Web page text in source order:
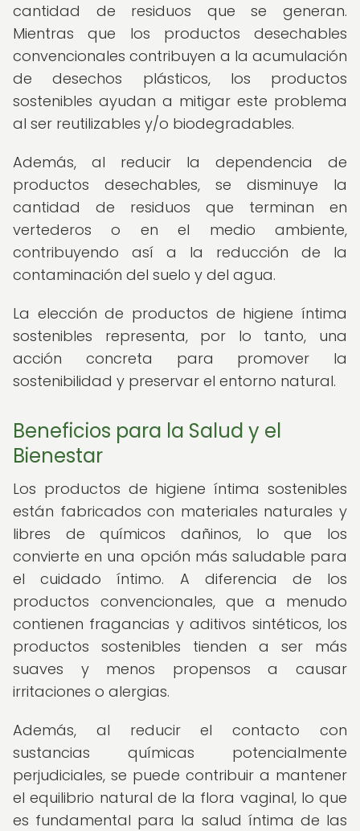
cantidad de residuos que se generan.
Mientras que los productos desechables
convencionales contribuyen a la acumulación
de desechos plásticos, los productos
sostenibles ayudan a mitigar este problema
al ser reutilizables y/o biodegradables.
Además, al reducir la dependencia de
productos desechables, se disminuye la
cantidad de residuos que terminan en
vertederos o en el medio ambiente,
contribuyendo así a la reducción de la
contaminación del suelo y del agua.
La elección de productos de higiene íntima
sostenibles representa, por lo tanto, una
acción concreta para promover la
sostenibilidad y preservar el entorno natural.
Beneficios para la Salud y el
Bienestar
Los productos de higiene íntima sostenibles
están fabricados con materiales naturales y
libres de químicos dañinos, lo que los
convierte en una opción más saludable para
el cuidado íntimo. A diferencia de los
productos convencionales, que a menudo
contienen fragancias y aditivos sintéticos, los
productos sostenibles tienden a ser más
suaves y menos propensos a causar
irritaciones o alergias.
Además, al reducir el contacto con
sustancias químicas potencialmente
perjudiciales, se puede contribuir a mantener
el equilibrio natural de la flora vaginal, lo que
es fundamental para la salud íntima de las